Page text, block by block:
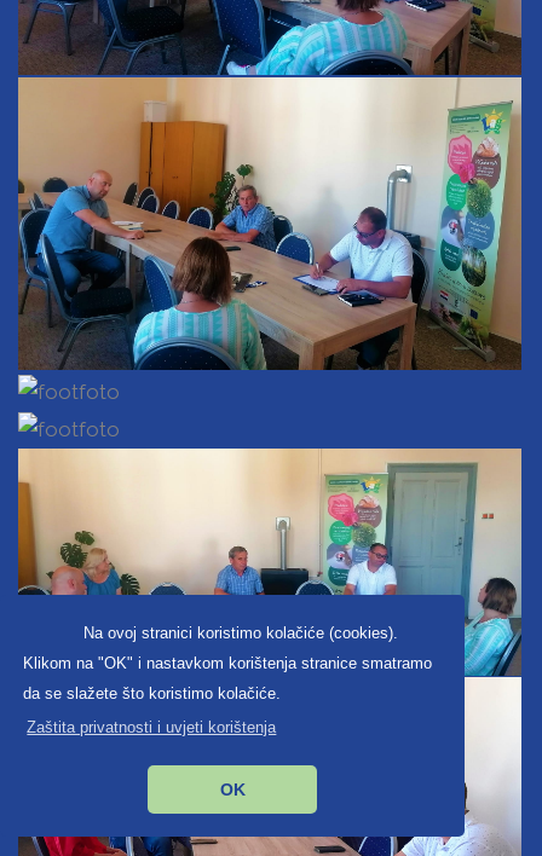
Na ovoj stranici koristimo kolačiće (cookies).
Klikom na "OK" i nastavkom korištenja stranice smatramo
da se slažete što koristimo kolačiće.
Zaštita privatnosti i uvjeti korištenja
OK